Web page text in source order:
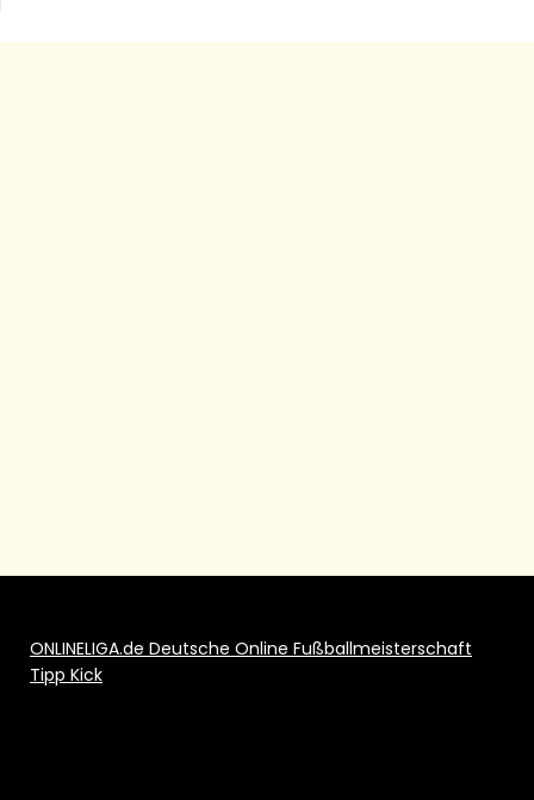
ONLINELIGA.de Deutsche Online Fußballmeisterschaft
Tipp Kick